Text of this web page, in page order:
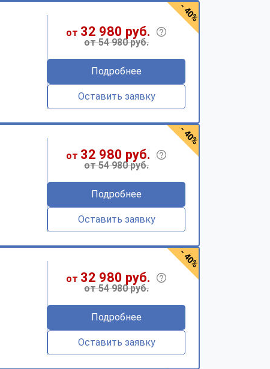
от 32 980 руб.
от 54 980 руб.
Подробнее
Оставить заявку
- 40%
от 32 980 руб.
от 54 980 руб.
Подробнее
Оставить заявку
- 40%
от 32 980 руб.
от 54 980 руб.
Подробнее
Оставить заявку
- 40%